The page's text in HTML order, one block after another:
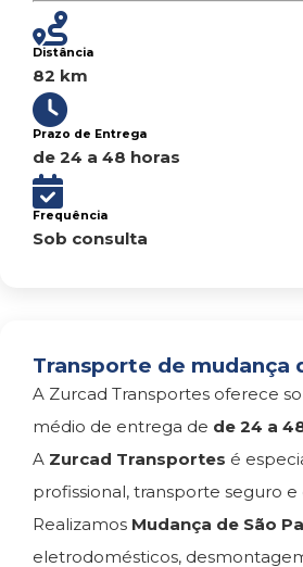
Distância
82 km
Prazo de Entrega
de 24 a 48 horas
Frequência
Sob consulta
Transporte de mudança
A Zurcad Transportes oferece
médio de entrega de de 24 a
A Zurcad Transportes é
profissional, transporte seguro
Realizamos Mudança de São
eletrodomésticos,